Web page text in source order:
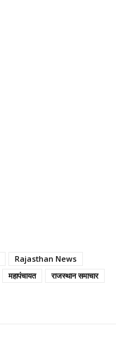
Rajasthan News
महापंचायत
राजस्थान समाचार